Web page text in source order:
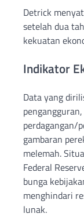
Detrick
setelah dua
kekuatan
Indikator
Data yang
perdagangan/
gambaran
melemah.
Federal
bunga
menghindari
lunak.